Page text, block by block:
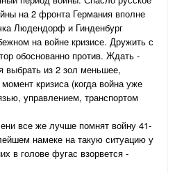
на 2 фронта Германия вполне
Людендорф и Гинденбург
на войне кризисе. Дружить с
обоснованно против. Ждать -
выбрать из 2 зол меньшее,
кризиса (когда война уже
управлением, транспортом
все же лучше помнят войну 41-
намеке на такую ситуацию у
в голове фугас взорвется -